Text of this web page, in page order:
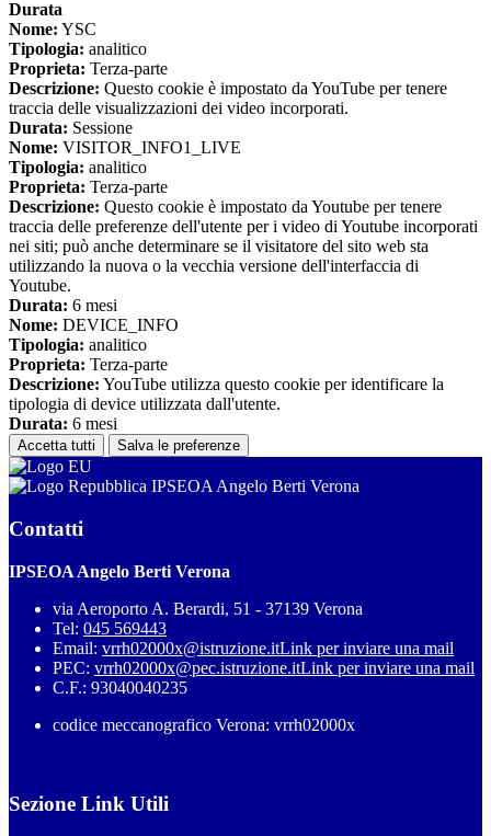
Durata
Nome: YSC
Tipologia: analitico
Proprieta: Terza-parte
Descrizione: Questo cookie è impostato da YouTube per tenere
traccia delle visualizzazioni dei video incorporati.
Durata: Sessione
Nome: VISITOR_INFO1_LIVE
Tipologia: analitico
Proprieta: Terza-parte
Descrizione: Questo cookie è impostato da Youtube per tenere
traccia delle preferenze dell'utente per i video di Youtube incorporati
nei siti; può anche determinare se il visitatore del sito web sta
utilizzando la nuova o la vecchia versione dell'interfaccia di
Youtube.
Durata: 6 mesi
Nome: DEVICE_INFO
Tipologia: analitico
Proprieta: Terza-parte
Descrizione: YouTube utilizza questo cookie per identificare la
tipologia di device utilizzata dall'utente.
Durata: 6 mesi
Accetta tutti Salva le preferenze
IPSEOA Angelo Berti Verona
Contatti
IPSEOA Angelo Berti Verona
via Aeroporto A. Berardi, 51 - 37139 Verona
Tel: 045 569443
Email: vrrh02000x@istruzione.itLink per inviare una mail
PEC: vrrh02000x@pec.istruzione.itLink per inviare una mail
C.F.: 93040040235
codice meccanografico Verona: vrrh02000x
Sezione Link Utili